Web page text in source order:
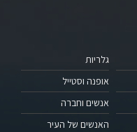
גלריות
אופנה וסטייל
אנשים וחברה
האנשים של העיר